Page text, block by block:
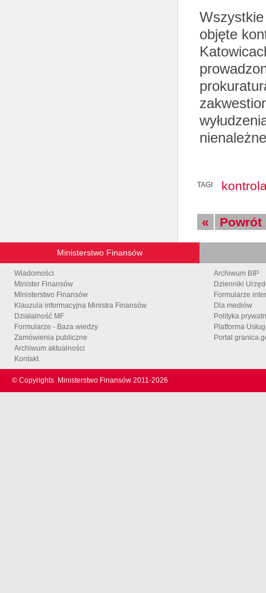
Wszystkie
objęte
TAGI
« Powrót
Ministerstwo Finansów
Wiadomości
Minister Finansów
Ministerstwo Finansów
Klauzula informacyjna Ministra Finansów
Działalność MF
Formularze - Baza wiedzy
Zamówienia publiczne
Archiwum aktualności
Kontakt
Archiwum BIP
Dzienniki
Formularze
Dla mediów
Polityka
Platforma
Portal
© Copyrights Ministerstwo Finansów 2011-2026